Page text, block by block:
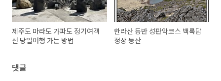
제주도 마라도 가파도 정기여객
선 당일여행 가는 방법
한라산 등반 성판악코스 백록담
정상 등산
댓글